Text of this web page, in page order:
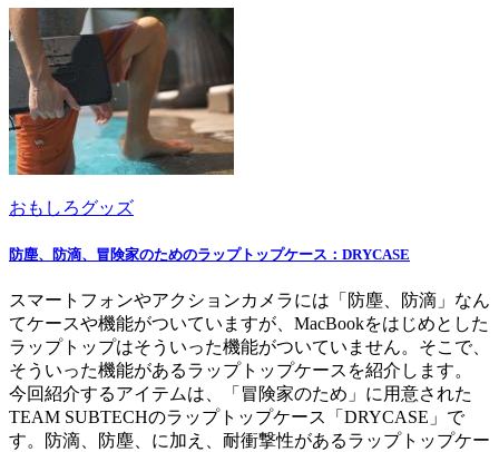
おもしろグッズ
防塵、防滴、冒険家のためのラップトップケース：DRYCASE
スマートフォンやアクションカメラには「防塵、防滴」なん
てケースや機能がついていますが、MacBookをはじめとした
ラップトップはそういった機能がついていません。そこで、
そういった機能があるラップトップケースを紹介します。
今回紹介するアイテムは、「冒険家のため」に用意された
TEAM SUBTECHのラップトップケース「DRYCASE」で
す。防滴、防塵、に加え、耐衝撃性があるラップトップケー